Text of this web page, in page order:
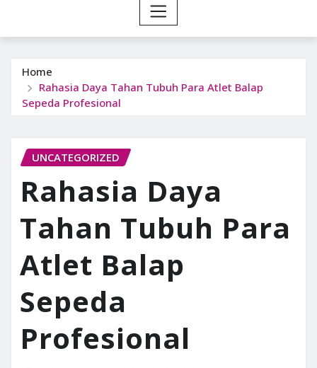
Home
Rahasia Daya Tahan Tubuh Para Atlet Balap
Sepeda Profesional
UNCATEGORIZED
Rahasia Daya
Tahan Tubuh Para
Atlet Balap
Sepeda
Profesional